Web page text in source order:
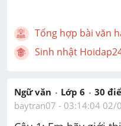
Tổng hợp bài văn
Sinh nhật
Ngữ văn Lớp 6 30
baytran07 - 03:14:04 02/